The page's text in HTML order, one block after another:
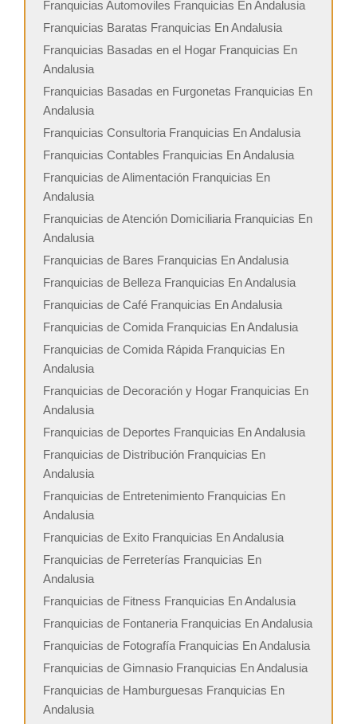
Franquicias Automoviles Franquicias En Andalusia
Franquicias Baratas Franquicias En Andalusia
Franquicias Basadas en el Hogar Franquicias En
Andalusia
Franquicias Basadas en Furgonetas Franquicias En
Andalusia
Franquicias Consultoria Franquicias En Andalusia
Franquicias Contables Franquicias En Andalusia
Franquicias de Alimentación Franquicias En
Andalusia
Franquicias de Atención Domiciliaria Franquicias En
Andalusia
Franquicias de Bares Franquicias En Andalusia
Franquicias de Belleza Franquicias En Andalusia
Franquicias de Café Franquicias En Andalusia
Franquicias de Comida Franquicias En Andalusia
Franquicias de Comida Rápida Franquicias En
Andalusia
Franquicias de Decoración y Hogar Franquicias En
Andalusia
Franquicias de Deportes Franquicias En Andalusia
Franquicias de Distribución Franquicias En
Andalusia
Franquicias de Entretenimiento Franquicias En
Andalusia
Franquicias de Exito Franquicias En Andalusia
Franquicias de Ferreterías Franquicias En
Andalusia
Franquicias de Fitness Franquicias En Andalusia
Franquicias de Fontaneria Franquicias En Andalusia
Franquicias de Fotografía Franquicias En Andalusia
Franquicias de Gimnasio Franquicias En Andalusia
Franquicias de Hamburguesas Franquicias En
Andalusia